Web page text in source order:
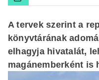
A tervek szerint a
könyvtárának
elhagyja hivatalát,
magánemberként is